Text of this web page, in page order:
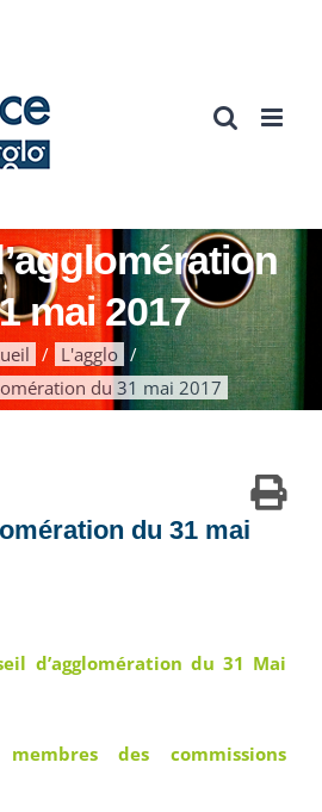
mai 2017
L'agglo
du 31 mai 2017
du 31 mai
d’agglomération du 31 Mai
des commissions